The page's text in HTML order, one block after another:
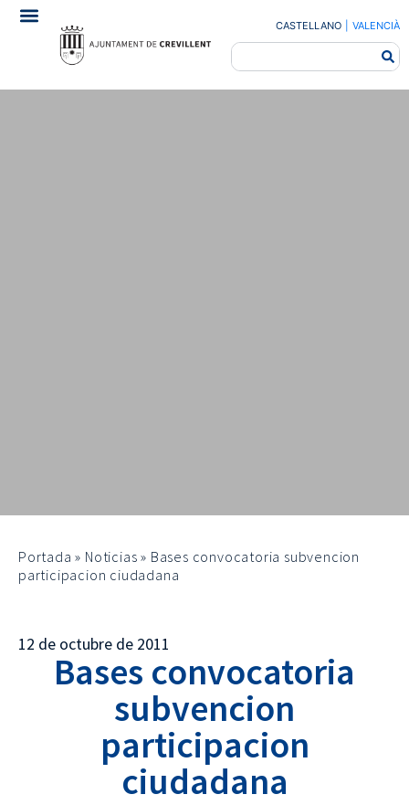
CASTELLANO VALENCIÀ
Portada » Noticias » Bases convocatoria subvencion
participacion ciudadana
12 de octubre de 2011
Bases convocatoria
subvencion
participacion
ciudadana